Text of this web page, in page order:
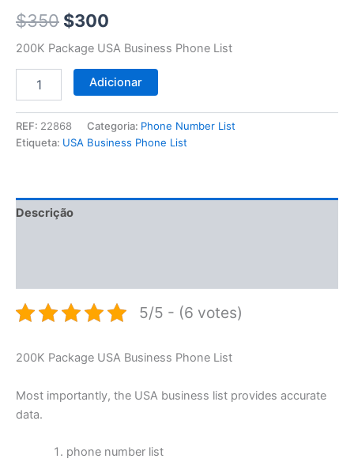
$350 $300
200K Package USA Business Phone List
Adicionar
REF: 22868 Categoria: Phone Number List
Etiqueta: USA Business Phone List
Descrição
5/5 - (6 votes)
200K Package USA Business Phone List
Most importantly, the USA business list provides accurate
data.
phone number list